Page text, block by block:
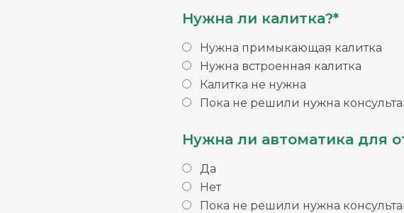
Нужна ли калитка?*
Нужна примыкающая калитка
Нужна встроенная калитка
Калитка не нужна
Пока не решили нужна
Нужна ли автоматика для
Да
Нет
Пока не решили нужна